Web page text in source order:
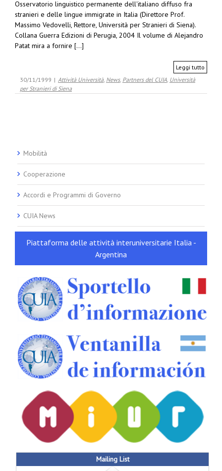
Osservatorio linguistico permanente dell'italiano diffuso fra
stranieri e delle lingue immigrate in Italia (Direttore Prof.
Massimo Vedovelli, Rettore, Università per Stranieri di Siena).
Collana Guerra Edizioni di Perugia, 2004 Il volume di Alejandro
Patat mira a fornire [...]
Leggi tutto
30/11/1999 | Attività Università, News, Partners del CUIA, Università
per Stranieri di Siena
Mobilità
Cooperazione
Accordi e Programmi di Governo
CUIA News
Piattaforma delle attività interuniversitarie Italia -
Argentina
Mailing List